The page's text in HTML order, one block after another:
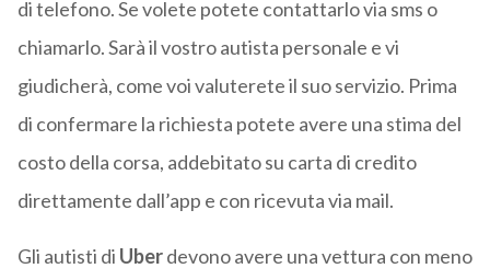
di telefono. Se volete potete contattarlo via sms o
chiamarlo. Sarà il vostro autista personale e vi
giudicherà, come voi valuterete il suo servizio. Prima
di confermare la richiesta potete avere una stima del
costo della corsa, addebitato su carta di credito
direttamente dall’app e con ricevuta via mail.
Gli autisti di Uberdevono avere una vettura con meno